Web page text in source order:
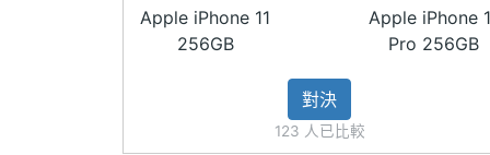
主相機UHD 4K
1200 萬畫素
Apple iPhone 11
256GB
Apple iPhone
Pro 256GB
對決
123 人已比較